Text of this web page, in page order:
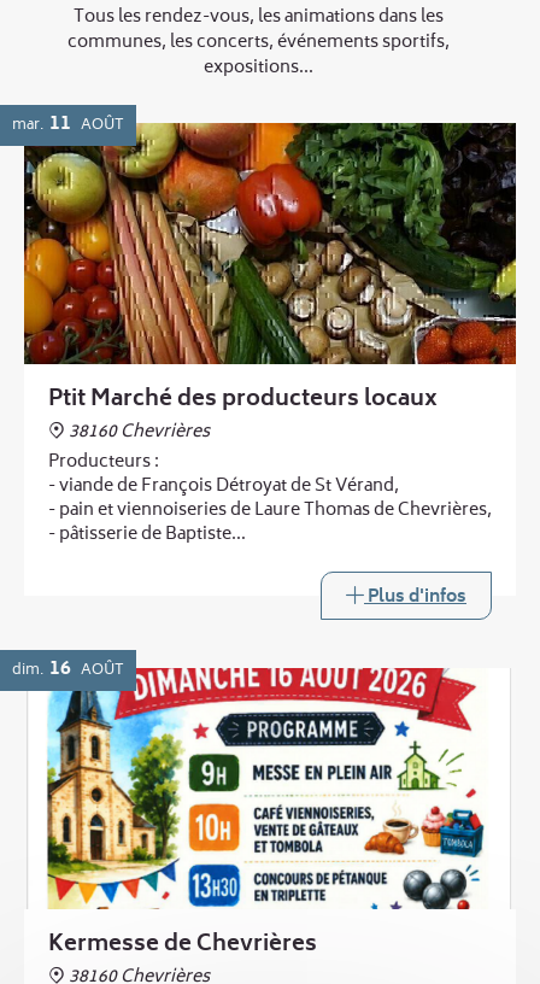
Tous les rendez-vous, les animations dans les
communes, les concerts, événements sportifs,
expositions...
mar. 11 AOÛT
Ptit Marché des producteurs locaux
38160 Chevrières
Producteurs :
- viande de François Détroyat de St Vérand,
- pain et viennoiseries de Laure Thomas de Chevrières,
- pâtisserie de Baptiste
- légumes de Laurent Boucheny de Murinais
Buvette
Plus d'infos
dim. 16 AOÛT
Kermesse de Chevrières
38160 Chevrières